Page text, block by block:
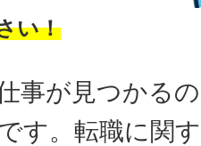
い！
事が見つかる
す。転職に関